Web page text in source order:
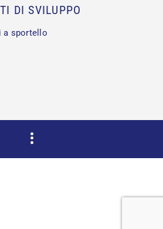
DI SVILUPPO
a sportello